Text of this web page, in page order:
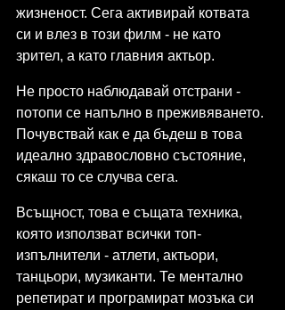
жизненост. Сега активирай котвата
си и влез в този филм - не като
зрител, а като главния актьор.
Не просто наблюдавай отстрани -
потопи се напълно в преживяването.
Почувствай как е да бъдеш в това
идеално здравословно състояние,
сякаш то се случва сега.
Всъщност, това е същата техника,
която използват всички топ-
изпълнители - атлети, актьори,
танцьори, музиканти. Те ментално
репетират и програмират мозъка си